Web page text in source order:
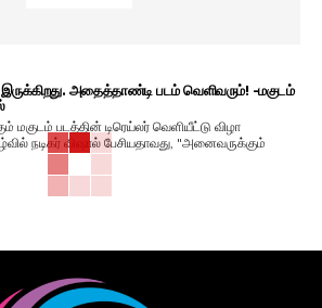
இருக்கிறது. அதைத்தாண்டி படம் வெளிவரும்! -மகுடம்
மகுடம் படத்தின் டிரெய்லர் வெளியீட்டு விழா